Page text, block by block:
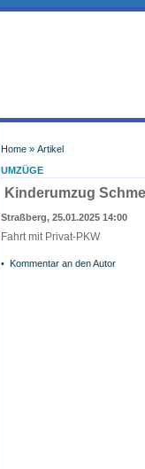
Home » Artikel
UMZÜGE
Kinderumzug
Straßberg, 25.01.2025 14:00
Fahrt mit Privat-PKW
• Kommentar an den Autor